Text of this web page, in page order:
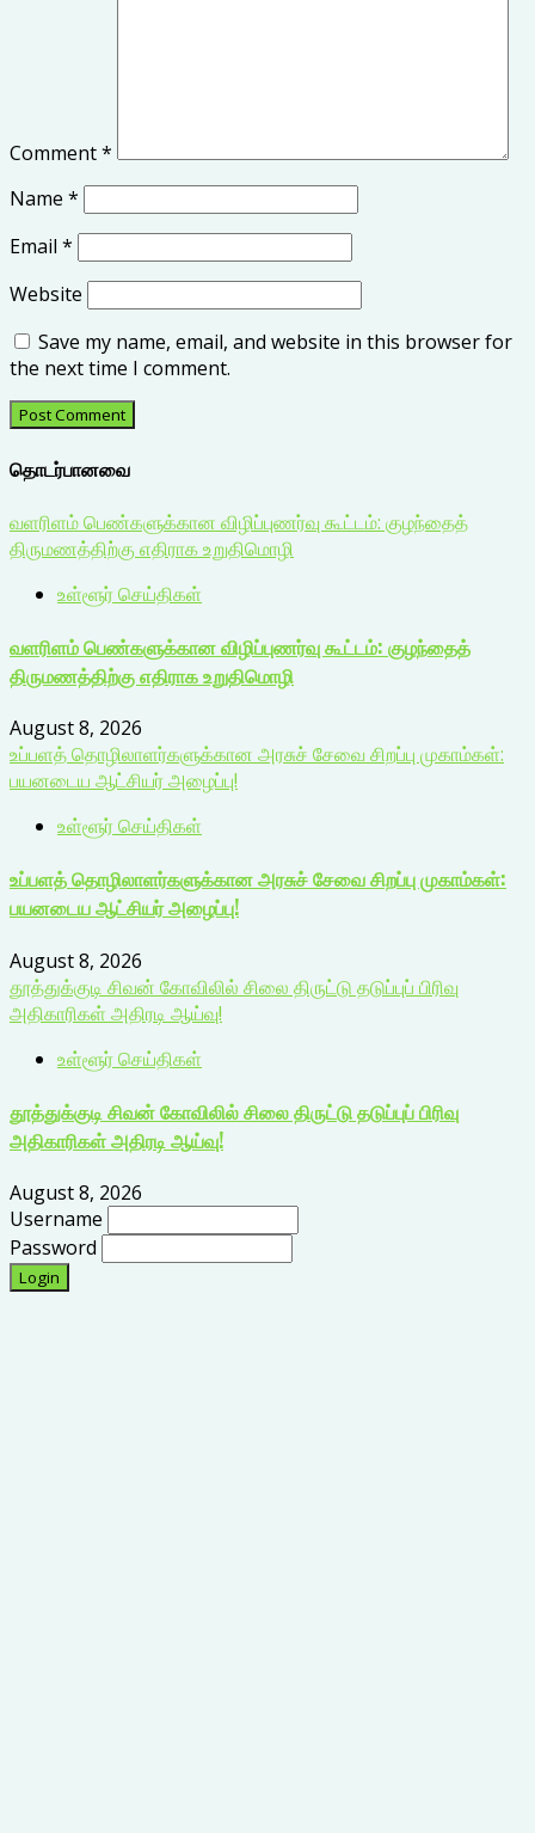
Comment*
Name *
Email *
Website
Save my name, email, and website in this browser for
the next time I comment.
தொடர்பானவை
வளரிளம் பெண்களுக்கான விழிப்புணர்வு கூட்டம்: குழந்தைத்
திருமணத்திற்கு எதிராக உறுதிமொழி
உள்ளூர் செய்திகள்
வளரிளம் பெண்களுக்கான விழிப்புணர்வு கூட்டம்: குழந்தைத்
திருமணத்திற்கு எதிராக உறுதிமொழி
August 8, 2026
உப்பளத் தொழிலாளர்களுக்கான அரசுச் சேவை சிறப்பு முகாம்கள்:
பயனடைய ஆட்சியர் அழைப்பு!
உள்ளூர் செய்திகள்
உப்பளத் தொழிலாளர்களுக்கான அரசுச் சேவை சிறப்பு முகாம்கள்:
பயனடைய ஆட்சியர் அழைப்பு!
August 8, 2026
தூத்துக்குடி சிவன் கோவிலில் சிலை திருட்டு தடுப்புப் பிரிவு
அதிகாரிகள் அதிரடி ஆய்வு!
உள்ளூர் செய்திகள்
தூத்துக்குடி சிவன் கோவிலில் சிலை திருட்டு தடுப்புப் பிரிவு
அதிகாரிகள் அதிரடி ஆய்வு!
August 8, 2026
Username
Password